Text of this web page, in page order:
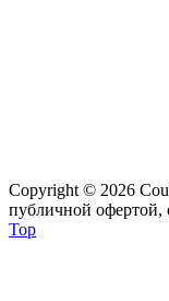
Copyright © 2026
публичной офертой,
Top